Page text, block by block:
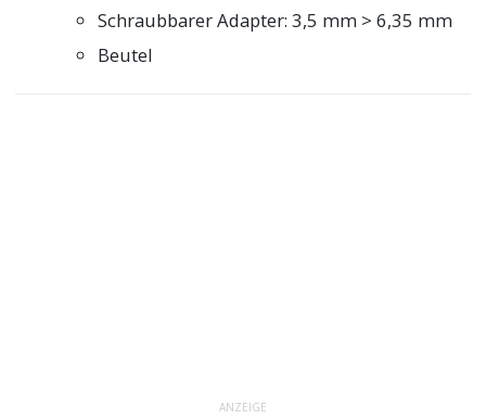
Schraubbarer Adapter: 3,5 mm > 6,35 mm
Beutel
ANZEIGE